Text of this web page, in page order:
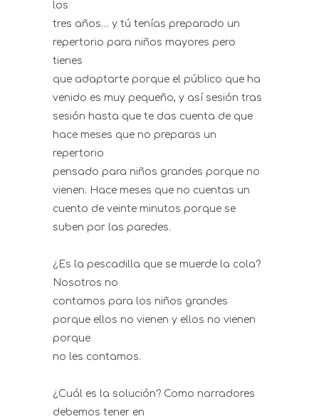
los
tres años… y tú tenías preparado un
repertorio para niños mayores pero
tienes
que adaptarte porque el público que ha
venido es muy pequeño, y así sesión tras
sesión hasta que te das cuenta de que
hace meses que no preparas un
repertorio
pensado para niños grandes porque no
vienen. Hace meses que no cuentas un
cuento de veinte minutos porque se
suben por las paredes.
¿Es la pescadilla que se muerde la cola?
Nosotros no
contamos para los niños grandes
porque ellos no vienen y ellos no vienen
porque
no les contamos.
¿Cuál es la solución? Como narradores
debemos tener en